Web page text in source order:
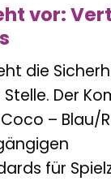
vor:
die
Der
– Blau/
für